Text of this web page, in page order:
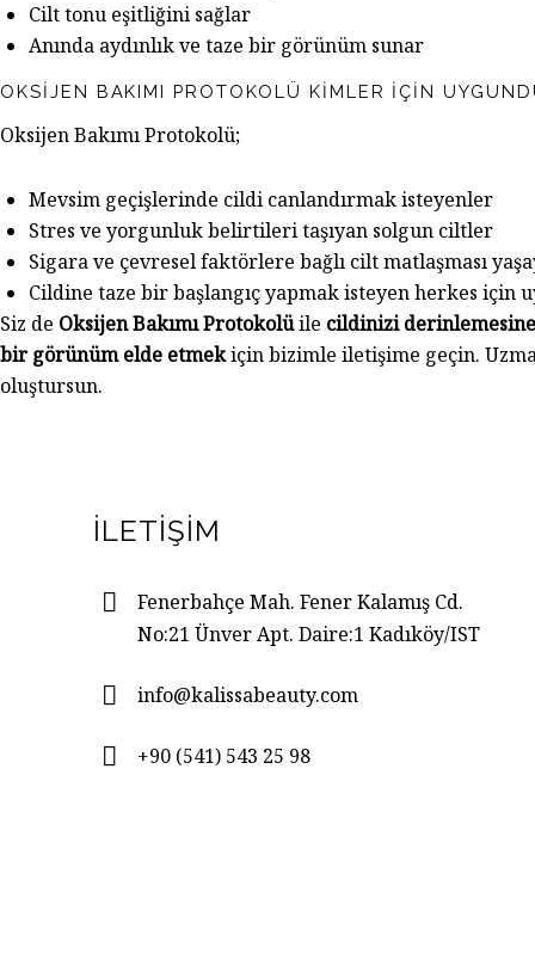
Cilt tonu eşitliğini sağlar
Anında aydınlık ve taze bir görünüm sunar
OKSIJEN BAKIMI PROTOKOLÜ KIMLER İÇIN
Oksijen Bakımı Protokolü;
Mevsim geçişlerinde cildi canlandırmak isteyenler
Stres ve yorgunluk belirtileri taşıyan solgun ciltler
Sigara ve çevresel faktörlere bağlı cilt matlaşması
Cildine taze bir başlangıç yapmak isteyen herkes için
Siz de Oksijen Bakımı Protokolüile cildinizi
bir görünüm elde etmekiçin bizimle iletişime geçin.
oluştursun.
İLETIŞIM
Fenerbahçe Mah. Fener Kalamış Cd.
No:21 Ünver Apt. Daire:1 Kadıköy/IST
info@kalissabeauty.com
+90 (541) 543 25 98